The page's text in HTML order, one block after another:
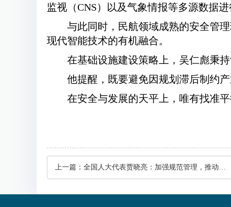
监视（CNS）以及气象情报等多源数据进
与此同时，民航领域成熟的安全管
现代智能技术的有机融合。
在基础设施建设策略上，吴仁彪秉
他提醒，既要避免因规划滞后制约
在安全与发展的天平上，唯有找准
上一篇： 全国人大代表贾晓亮：加强规范管理，推动低空经济健康有序发展